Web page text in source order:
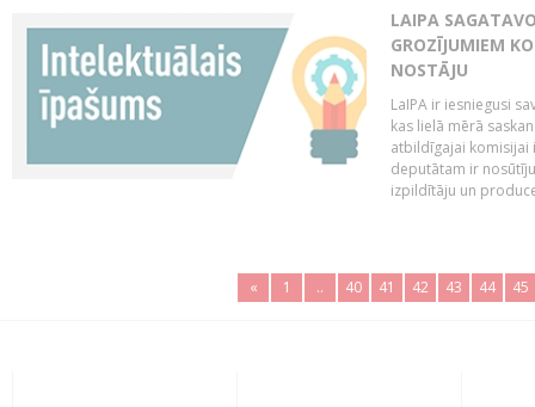
LAIPA
GROZĪJUMIEM
NOSTĀJU
LaIPA ir iesniegusi
kas lielā mērā
atbildīgajai komisijai
deputātam ir
izpildītāju un
« 1 .. 40 41 42 43 44 45